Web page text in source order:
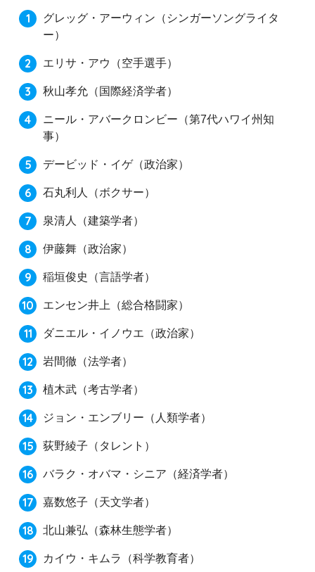
グレッグ・アーウィン（シンガーソングライタ
ー）
エリサ・アウ（空手選手）
秋山孝允（国際経済学者）
ニール・アバークロンビー（第7代ハワイ州知
事）
デービッド・イゲ（政治家）
石丸利人（ボクサー）
泉清人（建築学者）
伊藤舞（政治家）
稲垣俊史（言語学者）
エンセン井上（総合格闘家）
ダニエル・イノウエ（政治家）
岩間徹（法学者）
植木武（考古学者）
ジョン・エンブリー（人類学者）
荻野綾子（タレント）
バラク・オバマ・シニア（経済学者）
嘉数悠子（天文学者）
北山兼弘（森林生態学者）
カイウ・キムラ（科学教育者）